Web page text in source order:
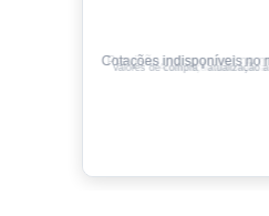
Cotações indisponíveis no
Valores de compra • atualização